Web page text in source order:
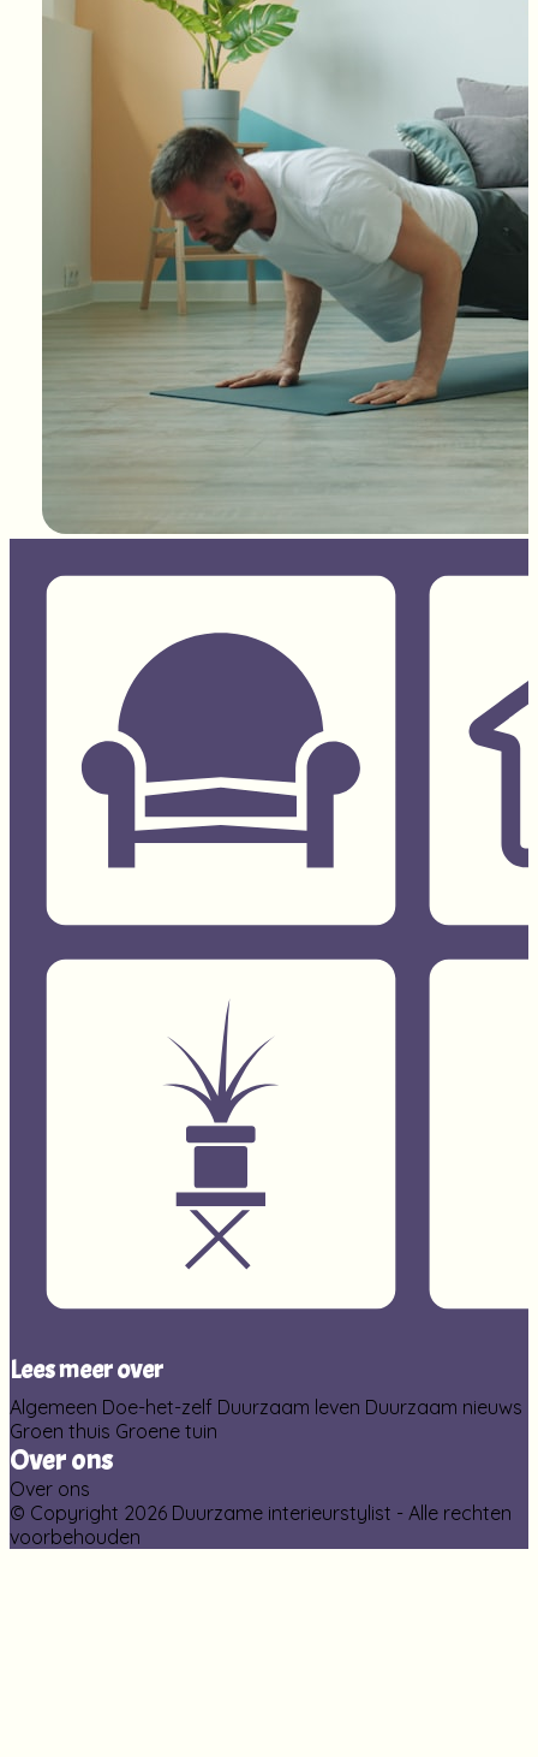
Lees meer over
Algemeen Doe-het-zelf Duurzaam leven Duurzaam nieuws
Groen thuis Groene tuin
Over ons
Over ons
© Copyright 2026 Duurzame interieurstylist - Alle rechten
voorbehouden